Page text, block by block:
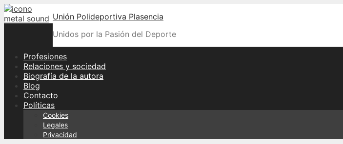
Skip
to
Unión Polideportiva Plasencia
Unidos por la Pasión del Deporte
Profesiones
Relaciones y sociedad
Biografía de la autora
Blog
Contacto
Políticas
Cookies
Legales
Privacidad